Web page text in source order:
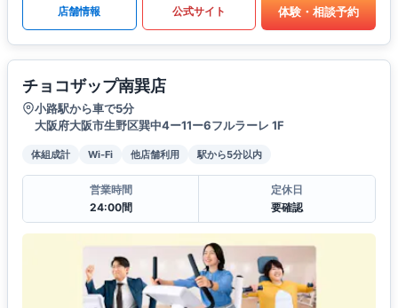
店舗情報 公式サイト 体験・相談予約
チョコザップ南巽店
小路駅から車で5分
大阪府大阪市生野区巽中4ー11ー6フルラーレ 1F
体組成計 Wi-Fi 他店舗利用 駅から5分以内
営業時間
24:00間
定休日
要確認